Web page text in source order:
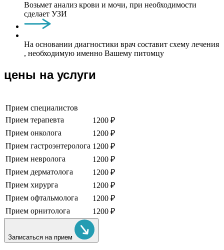
Возьмет анализ крови и мочи, при необходимости
сделает УЗИ
На основании диагностики врач составит схему лечения
, необходимую именно Вашему питомцу
цены на услуги
Прием специалистов
Прием терапевта
1200 ₽
Прием онколога
1200 ₽
Прием гастроэнтеролога 1200 ₽
Прием невролога
1200 ₽
Прием дерматолога
1200 ₽
Прием хирурга
1200 ₽
Прием офтальмолога
1200 ₽
Прием орнитолога
1200 ₽
Записаться на прием